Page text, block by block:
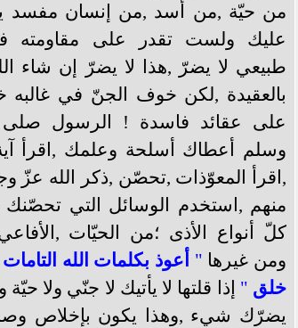
من حيّة ,من أسد ,من إنسان مفسد
عليك ولست تقدر على مقاومته
طبيعي لا يضرّ ,هذا لا يضرّ إن شاء
بالعقيدة ,لكن خوف الجنّ في
على عقائد فاسدة ! الرسول صلى
وسلم أعطاك أسلحة وعلمك ,اقرأ
,اقرأ المعوّذات ,تحصّن ,ذكر الله عزّ
منهم ,استخدم الوسائل التي
كلّ أنواع الأذى ؛من الحيّات
ومن غيرها " أعوذ بكلمات الله
خلق " إذا قلتها لا يأتيك لا جنّي ولا حيّة
يضرّك شيء ,وهذا يكون بإخلاص